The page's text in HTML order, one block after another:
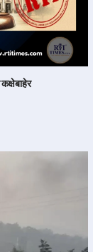
कक्षेबाहेर